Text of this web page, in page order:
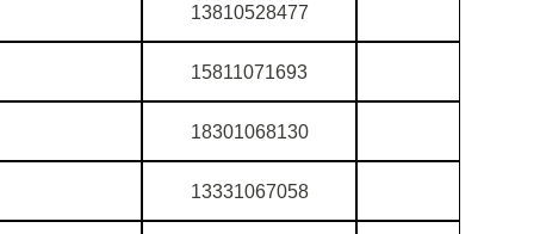
13810528477
15811071693
18301068130
13331067058